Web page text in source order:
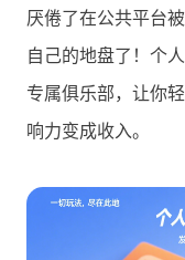
厌倦了在公共平台
自己的地盘了！个
专属俱乐部，让你
响力变成收入。